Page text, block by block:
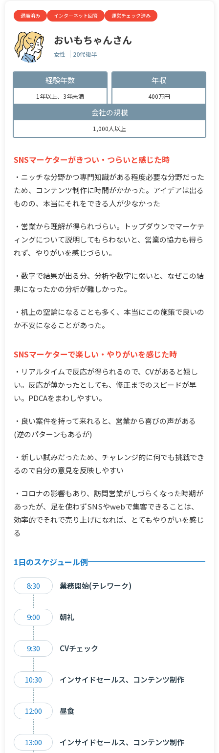
退職済み インターネット回答 運営チェック済み
おいもちゃんさん
女性 20代後半
経験年数
1年以上、3年未満
年収
400万円
会社の規模
1,000人以上
SNSマーケターがきつい・つらいと感じた時
・ニッチな分野かつ専門知識がある程度必要な分野だった
ため、コンテンツ制作に時間がかかった。アイデアは出る
ものの、本当にそれをできる人が少なかった
・営業から理解が得られづらい。トップダウンでマーケテ
ィングについて説明してもらわないと、営業の協力も得ら
れず、やりがいを感じづらい。
・数字で結果が出る分、分析や数字に弱いと、なぜこの結
果になったかの分析が難しかった。
・机上の空論になることも多く、本当にこの施策で良いの
か不安になることがあった。
SNSマーケターで楽しい・やりがいを感じた時
・リアルタイムで反応が得られるので、CVがあると嬉し
い。反応が薄かったとしても、修正までのスピードが早
い。PDCAをまわしやすい。
・良い案件を持って来れると、営業から喜びの声がある
(逆のパターンもあるが)
・新しい試みだったため、チャレンジ的に何でも挑戦でき
るので自分の意見を反映しやすい
・コロナの影響もあり、訪問営業がしづらくなった時期が
あったが、足を使わずSNSやwebで集客できることは、
効率的でそれで売り上げになれば、とてもやりがいを感じ
る
1日のスケジュール例
8:30 業務開始(テレワーク)
9:00 朝礼
9:30 CVチェック
10:30 インサイドセールス、コンテンツ制作
12:00 昼食
13:00 インサイドセールス、コンテンツ制作